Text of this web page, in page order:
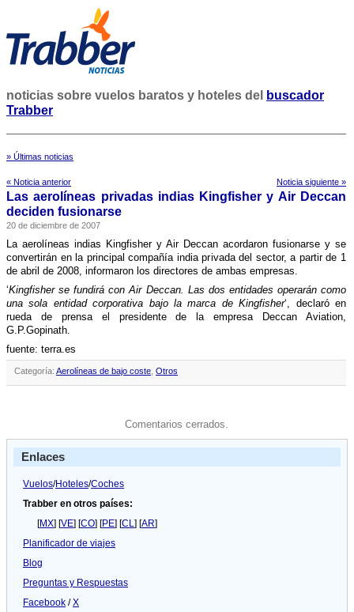
noticias sobre vuelos baratos y hoteles del
buscador
Trabber
» Últimas noticias
« Noticia anterior Noticia siguiente »
Las aerolí­neas privadas indias Kingfisher y Air Deccan
deciden fusionarse
20 de diciembre de 2007
La aerolí­neas indias Kingfisher y Air Deccan acordaron fusionarse y se
convertirán en la principal compañí­a india privada del sector, a partir de 1
de abril de 2008, informaron los directores de ambas empresas.
‘Kingfisher se fundirá con Air Deccan. Las dos entidades operarán como
una sola entidad corporativa bajo la marca de Kingfisher‘, declaró en
rueda de prensa el presidente de la empresa Deccan Aviation,
G.P.Gopinath.
fuente: terra.es
Categoría: Aerolíneas de bajo coste Otros
Comentarios cerrados.
Enlaces
Vuelos/Hoteles/Coches
Trabber en otros países:
[MX] [VE] [CO] [PE] [CL] [AR]
Planificador de viajes
Blog
Preguntas y Respuestas
Facebook /X